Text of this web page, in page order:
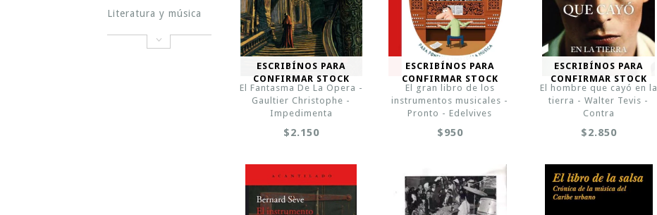
Literatura y música
ESCRIBÍNOS PARA
CONFIRMAR STOCK
El Fantasma De La Opera -
Gaultier Christophe -
Impedimenta
$2.150
ESCRIBÍNOS PARA
CONFIRMAR STOCK
El gran libro de los
instrumentos musicales -
Pronto - Edelvives
$950
ESCRIBÍNOS PARA
CONFIRMAR STOCK
El hombre que cayó en la
tierra - Walter Tevis -
Contra
$2.850